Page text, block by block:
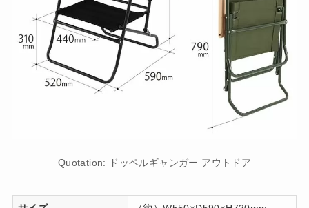
Quotation: ドッペルギャンガー アウトドア